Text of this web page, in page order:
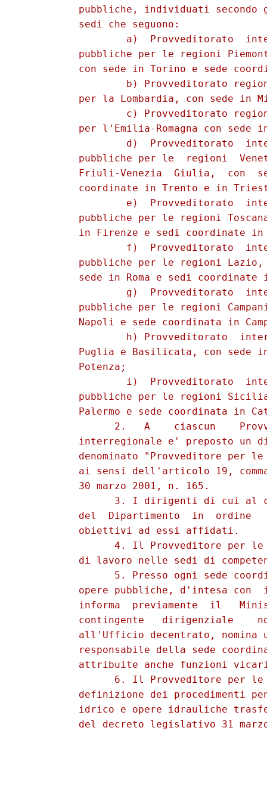
pubbliche, individuati secondo
          sedi che seguono:
a)  Provveditorato
pubbliche per le regioni
con sede in Torino e sede
b) Provveditorato
per la Lombardia, con sede in
c) Provveditorato
per l'Emilia-Romagna con sede
d)  Provveditorato
pubbliche per le  regioni
Friuli-Venezia  Giulia,  con
coordinate in Trento e in
e)  Provveditorato
pubbliche per le regioni
in Firenze e sedi coordinate
f)  Provveditorato
pubbliche per le regioni
sede in Roma e sedi coordinate
g)  Provveditorato
pubbliche per le regioni
Napoli e sede coordinata in
h) Provveditorato
Puglia e Basilicata, con sede
          Potenza;
i)  Provveditorato
pubbliche per le regioni
Palermo e sede coordinata in
2.   A    ciascun
interregionale e' preposto un
denominato "Provveditore per
ai sensi dell'articolo 19,
          30 marzo 2001, n. 165.
3. I dirigenti di cui al
del  Dipartimento  in  ordine
          obiettivi ad essi affidati.
4. Il Provveditore per
di lavoro nelle sedi di
5. Presso ogni sede
opere pubbliche, d'intesa con
informa  previamente  il
contingente   dirigenziale
all'Ufficio decentrato, nomina
responsabile della sede
attribuite anche funzioni
6. Il Provveditore per
definizione dei procedimenti
idrico e opere idrauliche